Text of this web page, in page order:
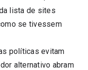
lista de sites
se tivessem
políticas evitam
alternativo abram